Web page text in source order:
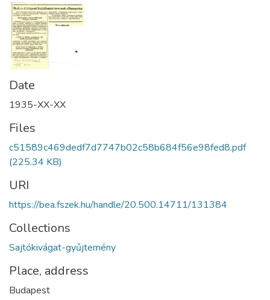
Date
1935-XX-XX
Files
c51589c469dedf7d7747b02c58b684f56e98fed8.pdf
(225.34 KB)
URI
https://bea.fszek.hu/handle/20.500.14711/131384
Collections
Sajtókivágat-gyűjtemény
Place, address
Budapest